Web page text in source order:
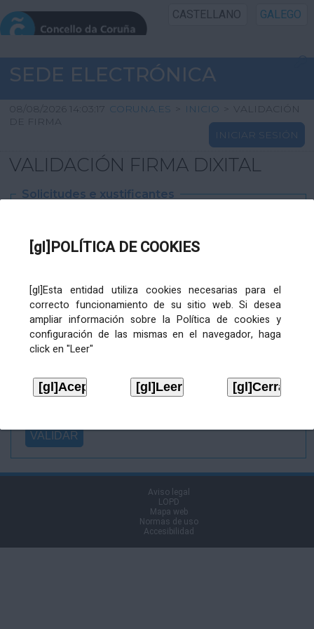
[gl]POLÍTICA DE COOKIES
[gl]Esta entidad utiliza cookies necesarias para el
correcto funcionamiento de su sitio web. Si desea
ampliar información sobre la Política de cookies y
configuración de las mismas en el navegador, haga
click en "Leer"
CASTELLANO GALEGO
INICIO SEDE
INICIO
INFORMACIÓN PÚBLICA
SEDE ELECTRÓNICA
08/08/2026 14:03:17 CORUNA.ES > INICIO >
VALIDACIÓN
DE FIRMA
INICIAR SESIÓN
VALIDACIÓN FIRMA DIXITAL
Solicitudes e xustificantes
XML
Ficheiros varios
Ficheiro
asinado:
firma (.p7s):
Aviso legal
LOPD
Mapa web
Normas de uso
Accesibilidad